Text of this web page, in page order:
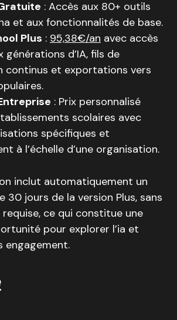
: Accès aux 80+ outils
et aux fonctionnalités de base.
Plus : 95,38€/an avec accès
générations d’IA, fils de
continus et exportations vers
.
: Prix personnalisé
scolaires avec
spécifiques et
à l’échelle d’une organisation.
inclut automatiquement un
30 jours de la version Plus, sans
, ce qui constitue une
pour explorer l’ia et
engagement.